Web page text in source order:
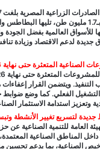
بداية 2026، تتصدرها الموالح بـ1.7 مليون طن،
العالمية بفضل الجودة
جديدة لدعم الاقتصاد وزيادة
المتعثرة حتى نهاية 2026
نسب التنفيذ. ويتضمن القرار
الفعلي. كما وضع
وتعزيز استدامة الاستثمار
جديدة لتسريع تغيير الأنشطة
العامة للتنمية الصناعية عن
داخل المناطق الصناعية
الصناعية، بما يدعم تحسين